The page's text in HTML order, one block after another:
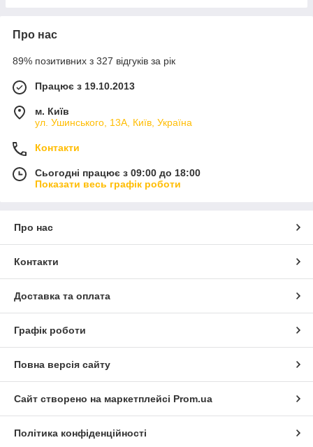
Про нас
89% позитивних з 327 відгуків за рік
Працює з 19.10.2013
м. Київ
ул. Ушинського, 13А, Київ, Україна
Контакти
Сьогодні працює з 09:00 до 18:00
Показати весь графік роботи
Про нас
Контакти
Доставка та оплата
Графік роботи
Повна версія сайту
Сайт створено на маркетплейсі Prom.ua
Політика конфіденційності